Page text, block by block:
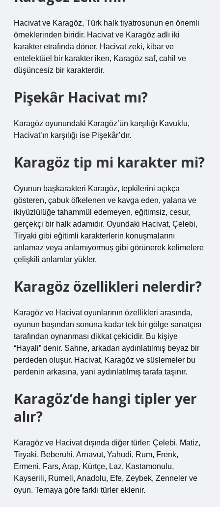
Hacivat ve Karagöz, Türk halk tiyatrosunun en önemli
örneklerinden biridir. Hacivat ve Karagöz adlı iki
karakter etrafında döner. Hacivat zeki, kibar ve
entelektüel bir karakter iken, Karagöz saf, cahil ve
düşüncesiz bir karakterdir.
Pişekâr Hacivat mı?
Karagöz oyunundaki Karagöz’ün karşılığı Kavuklu,
Hacivat’ın karşılığı ise Pişekâr’dır.
Karagöz tip mi karakter mi?
Oyunun başkarakteri Karagöz, tepkilerini açıkça
gösteren, çabuk öfkelenen ve kavga eden, yalana ve
ikiyüzlülüğe tahammül edemeyen, eğitimsiz, cesur,
gerçekçi bir halk adamıdır. Oyundaki Hacivat, Çelebi,
Tiryaki gibi eğitimli karakterlerin konuşmalarını
anlamaz veya anlamıyormuş gibi görünerek kelimelere
çelişkili anlamlar yükler.
Karagöz özellikleri nelerdir?
Karagöz ve Hacivat oyunlarının özellikleri arasında,
oyunun başından sonuna kadar tek bir gölge sanatçısı
tarafından oynanması dikkat çekicidir. Bu kişiye
“Hayali” denir. Sahne, arkadan aydınlatılmış beyaz bir
perdeden oluşur. Hacivat, Karagöz ve süslemeler bu
perdenin arkasına, yani aydınlatılmış tarafa taşınır.
Karagöz’de hangi tipler yer
alır?
Karagöz ve Hacivat dışında diğer türler: Çelebi, Matiz,
Tiryaki, Beberuhi, Arnavut, Yahudi, Rum, Frenk,
Ermeni, Fars, Arap, Kürtçe, Laz, Kastamonulu,
Kayserili, Rumeli, Anadolu, Efe, Zeybek, Zenneler ve
oyun. Temaya göre farklı türler eklenir.